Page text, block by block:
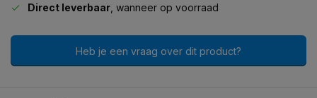
Direct leverbaar , wanneer op voorraad
Heb je een vraag over dit product?